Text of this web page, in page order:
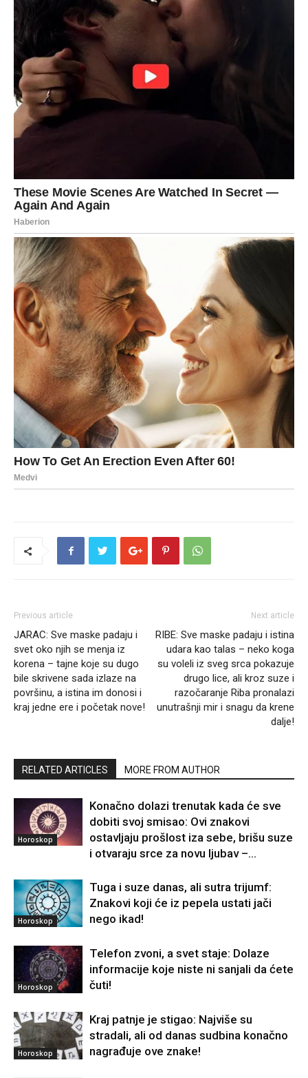
Previous article
JARAC: Sve maske padaju i
svet oko njih se menja iz
korena – tajne koje su dugo
bile skrivene sada izlaze na
površinu, a istina im donosi i
kraj jedne ere i početak nove!
Next article
RIBE: Sve maske padaju i istina
udara kao talas – neko koga
su voleli iz sveg srca pokazuje
drugo lice, ali kroz suze i
razočaranje Riba pronalazi
unutrašnji mir i snagu da krene
dalje!
RELATED ARTICLES MORE FROM AUTHOR
Horoskop
Konačno dolazi trenutak kada će sve
dobiti svoj smisao: Ovi znakovi
ostavljaju prošlost iza sebe, brišu suze
i otvaraju srce za novu ljubav –...
Horoskop
Tuga i suze danas, ali sutra trijumf:
Znakovi koji će iz pepela ustati jači
nego ikad!
Horoskop
Telefon zvoni, a svet staje: Dolaze
informacije koje niste ni sanjali da ćete
čuti!
Horoskop
Kraj patnje je stigao: Najviše su
stradali, ali od danas sudbina konačno
nagrađuje ove znake!